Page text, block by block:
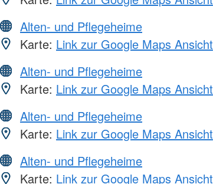
Alten- und Pflegeheime
Karte: Link zur Google Maps Ansicht
Alten- und Pflegeheime
Karte: Link zur Google Maps Ansicht
Alten- und Pflegeheime
Karte: Link zur Google Maps Ansicht
Alten- und Pflegeheime
Karte: Link zur Google Maps Ansicht